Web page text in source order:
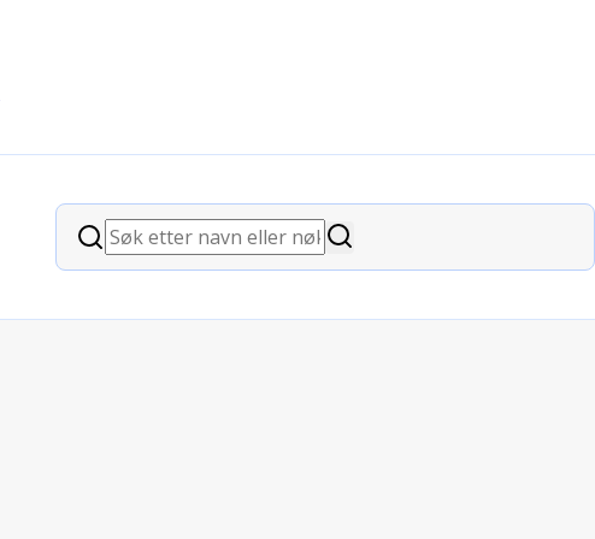
Søk
Søk